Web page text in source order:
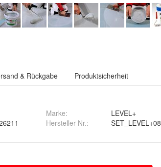
& Rückgabe Produktsicherheit
Marke:
LEVEL+
Hersteller Nr.:
SET_LEVEL+08